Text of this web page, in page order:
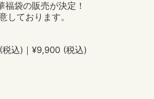
袋の販売が決定！
しております。
込)｜¥9,900 (税込)